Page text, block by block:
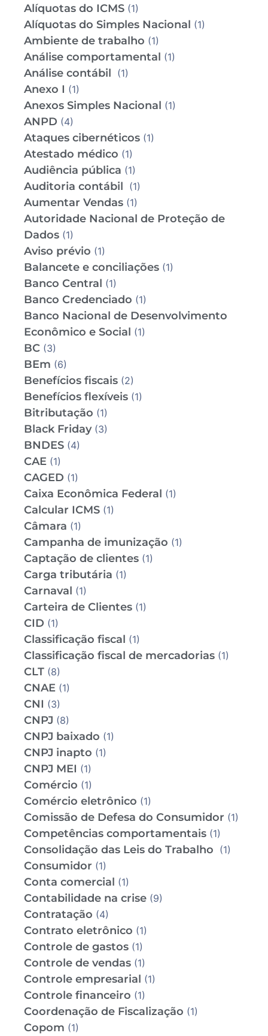
Alíquotas do ICMS (1)
Alíquotas do Simples Nacional (1)
Ambiente de trabalho (1)
Análise comportamental (1)
Análise contábil (1)
Anexo I (1)
Anexos Simples Nacional (1)
ANPD (4)
Ataques cibernéticos (1)
Atestado médico (1)
Audiência pública (1)
Auditoria contábil (1)
Aumentar Vendas (1)
Autoridade Nacional de Proteção de
Dados (1)
Aviso prévio (1)
Balancete e conciliações (1)
Banco Central (1)
Banco Credenciado (1)
Banco Nacional de Desenvolvimento
Econômico e Social (1)
BC (3)
BEm (6)
Benefícios fiscais (2)
Benefícios flexíveis (1)
Bitributação (1)
Black Friday(3)
BNDES (4)
CAE (1)
CAGED (1)
Caixa Econômica Federal (1)
Calcular ICMS (1)
Câmara (1)
Campanha de imunização (1)
Captação de clientes (1)
Carga tributária (1)
Carnaval (1)
Carteira de Clientes (1)
CID (1)
Classificação fiscal (1)
Classificação fiscal de mercadorias (1)
CLT (8)
CNAE (1)
CNI (3)
CNPJ (8)
CNPJ baixado (1)
CNPJ inapto (1)
CNPJ MEI (1)
Comércio (1)
Comércio eletrônico (1)
Comissão de Defesa do Consumidor (1)
Competências comportamentais (1)
Consolidação das Leis do Trabalho (1)
Consumidor (1)
Conta comercial (1)
Contabilidade na crise (9)
Contratação (4)
Contrato eletrônico (1)
Controle de gastos (1)
Controle de vendas (1)
Controle empresarial (1)
Controle financeiro (1)
Coordenação de Fiscalização (1)
Copom (1)